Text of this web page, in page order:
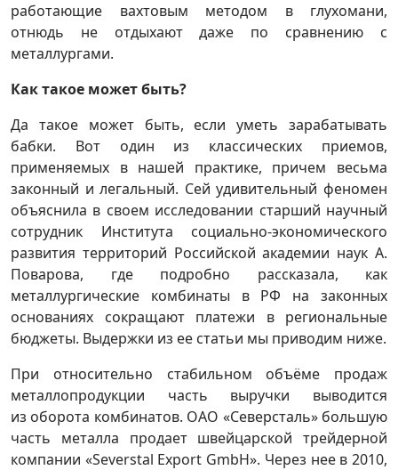
работающие вахтовым методом в глухомани,
отнюдь не отдыхают даже по сравнению с
металлургами.
Как такое может быть?
Да такое может быть, если уметь зарабатывать
бабки. Вот один из классических приемов,
применяемых в нашей практике, причем весьма
законный и легальный. Сей удивительный феномен
объяснила в своем исследовании старший научный
сотрудник Института социально-экономического
развития территорий Российской академии наук А.
Поварова, где подробно рассказала, как
металлургические комбинаты в РФ на законных
основаниях сокращают платежи в региональные
бюджеты. Выдержки из ее статьи мы приводим ниже.
При относительно стабильном объёме продаж
металлопродукции часть выручки выводится
из оборота комбинатов. ОАО «Северсталь» большую
часть металла продает швейцарской трейдерной
компании «Severstal Export GmbH». Через нее в 2010,